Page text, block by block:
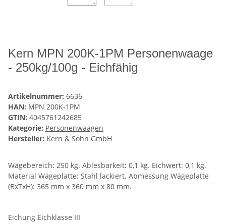
Kern MPN 200K-1PM Personenwaage
- 250kg/100g - Eichfähig
Artikelnummer: 6636
HAN: MPN 200K-1PM
GTIN: 4045761242685
Kategorie: Personenwaagen
Hersteller: Kern & Sohn GmbH
Wägebereich: 250 kg. Ablesbarkeit: 0,1 kg. Eichwert: 0,1 kg.
Material Wägeplatte: Stahl lackiert. Abmessung Wägeplatte
(BxTxH): 365 mm x 360 mm x 80 mm.
Eichung Eichklasse III